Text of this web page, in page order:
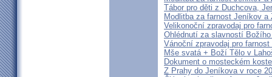
Tábor pro děti z Duchcova,
Modlitba za farnost Jeníkov a
Velikonoční zpravodaj pro
Ohlédnutí za slavností
Vánoční zpravodaj pro
Mše svatá + Boží Tělo v
Dokument o mosteckém
Z Prahy do Jeníkova v roce